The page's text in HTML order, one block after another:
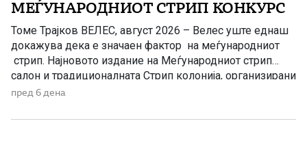
МЕЃУНАРОДНИОТ СТРИП КОНКУРС
Томе Трајков ВЕЛЕС, август 2026 – Велес уште еднаш
докажува дека е значаен фактор на меѓународниот
стрип. Најновото издание на Меѓународниот стрип
салон и традиционалната Стрип колонија, организирани
од Стрип центарот на Македонија (СЦМ-Велес),
на пријавени дела на меѓународниот конкурс. Притоа,
пред 6 дена